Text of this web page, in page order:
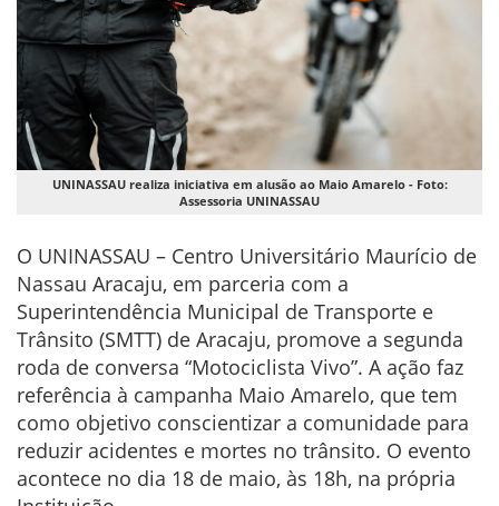
UNINASSAU realiza iniciativa em alusão ao Maio Amarelo - Foto:
Assessoria UNINASSAU
O UNINASSAU – Centro Universitário Maurício de
Nassau Aracaju, em parceria com a
Superintendência Municipal de Transporte e
Trânsito (SMTT) de Aracaju, promove a segunda
roda de conversa “Motociclista Vivo”. A ação faz
referência à campanha Maio Amarelo, que tem
como objetivo conscientizar a comunidade para
reduzir acidentes e mortes no trânsito. O evento
acontece no dia 18 de maio, às 18h, na própria